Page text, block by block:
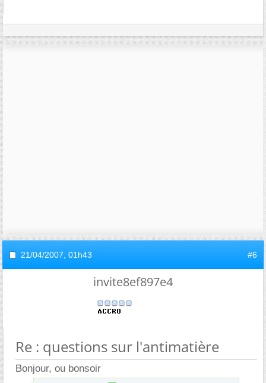
21/04/2007, 01h43 #6
invite8ef897e4
Re : questions sur l'antimatière
Bonjour, ou bonsoir